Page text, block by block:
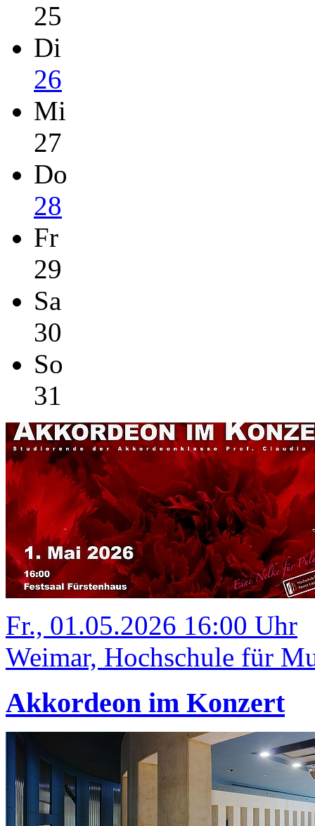
25
Di
26
Mi
27
Do
28
Fr
29
Sa
30
So
31
Fr., 01.05.2026 16:00 Uhr
Weimar, Hochschule für
Akkordeon im Konzert